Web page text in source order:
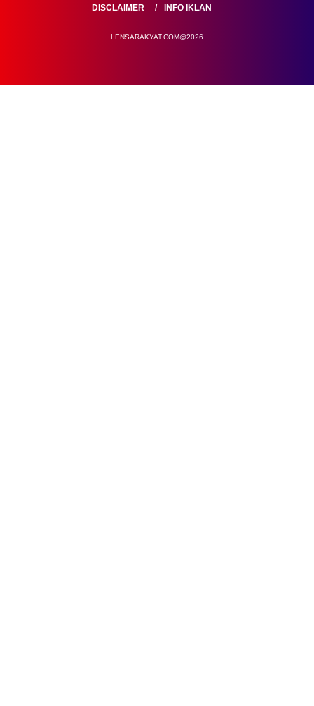
DISCLAIMER INFO IKLAN
LENSARAKYAT.COM@2026